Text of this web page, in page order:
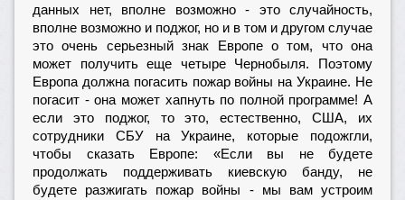
данных нет, вполне возможно - это случайность,
вполне возможно и поджог, но и в том и другом случае
это очень серьезный знак Европе о том, что она
может получить еще четыре Чернобыля. Поэтому
Европа должна погасить пожар войны на Украине. Не
погасит - она может хапнуть по полной программе! А
если это поджог, то это, естественно, США, их
сотрудники СБУ на Украине, которые подожгли,
чтобы сказать Европе: «Если вы не будете
продолжать поддерживать киевскую банду, не
будете разжигать пожар войны - мы вам устроим